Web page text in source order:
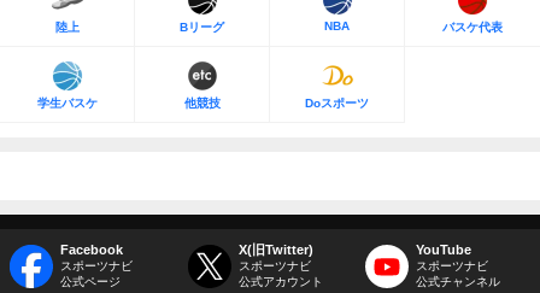
陸上 Bリーグ NBA バスケ代表
学生バスケ 他競技 Doスポーツ
Facebook
スポーツナビ
公式ページ
X(旧Twitter)
スポーツナビ
公式アカウント
YouTube
スポーツナビ
公式チャンネル